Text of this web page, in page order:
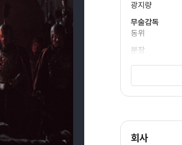
광지량
무술감독
동위
분장
모리 히데키
회사